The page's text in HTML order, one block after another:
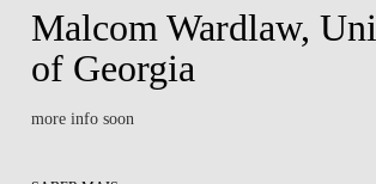
Malcom Wardlaw,
of Georgia
more info soon